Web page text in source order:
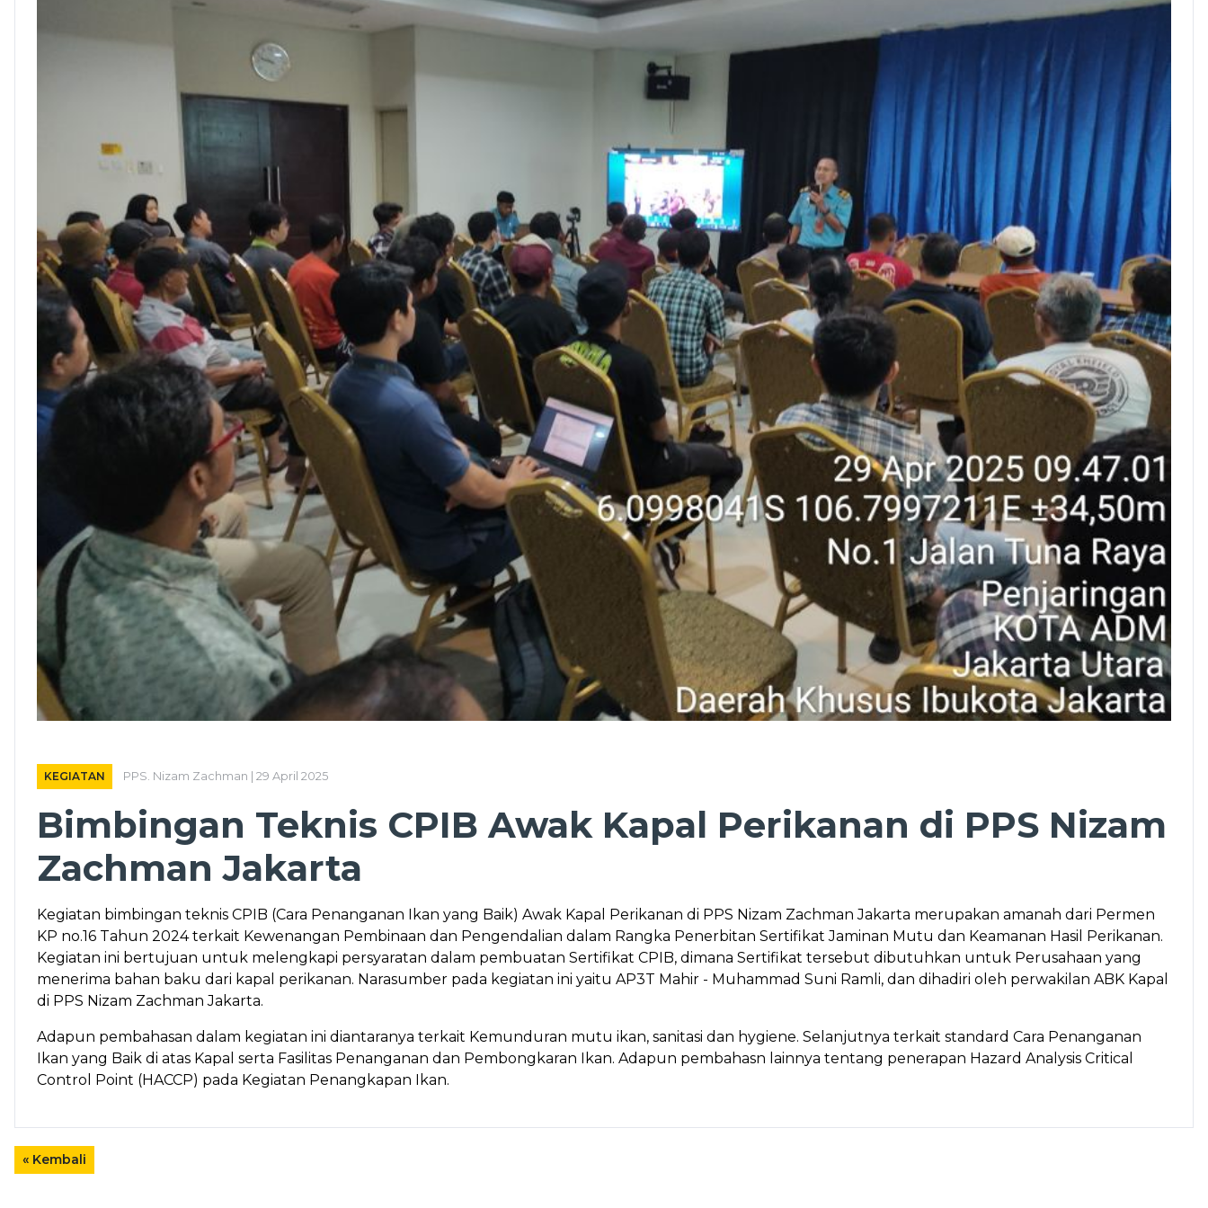
KEGIATAN PPS. Nizam Zachman | 29 April 2025
Bimbingan Teknis CPIB Awak Kapal Perikanan di PPS Nizam
Zachman Jakarta
Kegiatan bimbingan teknis CPIB (Cara Penanganan Ikan yang Baik) Awak Kapal Perikanan di PPS Nizam Zachman Jakarta merupakan amanah dari Permen
KP no.16 Tahun 2024 terkait Kewenangan Pembinaan dan Pengendalian dalam Rangka Penerbitan Sertifikat Jaminan Mutu dan Keamanan Hasil Perikanan.
Kegiatan ini bertujuan untuk melengkapi persyaratan dalam pembuatan Sertifikat CPIB, dimana Sertifikat tersebut dibutuhkan untuk Perusahaan yang
menerima bahan baku dari kapal perikanan. Narasumber pada kegiatan ini yaitu AP3T Mahir - Muhammad Suni Ramli, dan dihadiri oleh perwakilan ABK Kapal
di PPS Nizam Zachman Jakarta.
Adapun pembahasan dalam kegiatan ini diantaranya terkait Kemunduran mutu ikan, sanitasi dan hygiene. Selanjutnya terkait standard Cara Penanganan
Ikan yang Baik di atas Kapal serta Fasilitas Penanganan dan Pembongkaran Ikan. Adapun pembahasn lainnya tentang penerapan Hazard Analysis Critical
Control Point (HACCP) pada Kegiatan Penangkapan Ikan.
« Kembali